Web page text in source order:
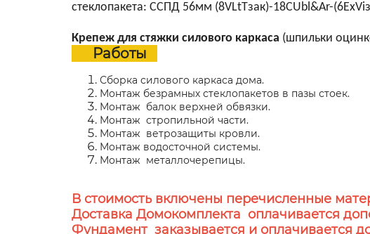
стеклопакета: CСПД 56мм (8VLtTзак)-18CUbl&Ar-
Крепеж для стяжки силового каркаса (шпильки
Работы
Сборка силового каркаса дома.
Монтаж безрамных стеклопакетов в пазы стоек.
Монтаж балок верхней обвязки.
Монтаж стропильной части.
Монтаж ветрозащиты кровли.
Монтаж водосточной системы.
Монтаж металлочерепицы.
В стоимость включены перечисленные
Доставка Домокомплекта оплачивается
Фундамент заказывается и оплачивается